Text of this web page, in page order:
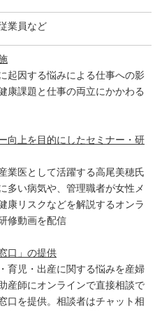
業員など
起因する悩みによる仕事への影
康課題と仕事の両立にかかわる
向上を目的にしたセミナー・研
業医として活躍する高尾美穂氏
多い病気や、管理職者が女性メ
康リスクなどを解説するオンラ
修動画を配信
口」の提供
育児・出産に関する悩みを産婦
産師にオンラインで直接相談で
口を提供。相談者はチャット相